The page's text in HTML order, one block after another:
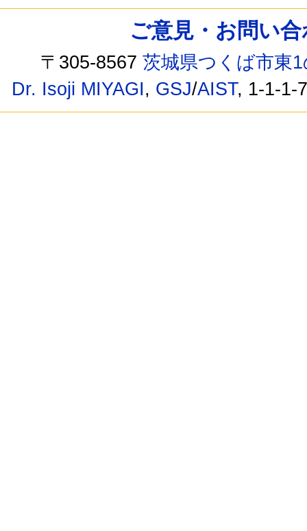
ご意見・お問い
〒305-8567茨城県つくば市東
Dr. Isoji MIYAGI, GSJ/AIST, 1-1-1-